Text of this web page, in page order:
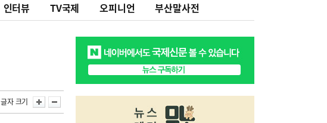
인터뷰 TV국제 오피니언 부산말사전
글자 크기